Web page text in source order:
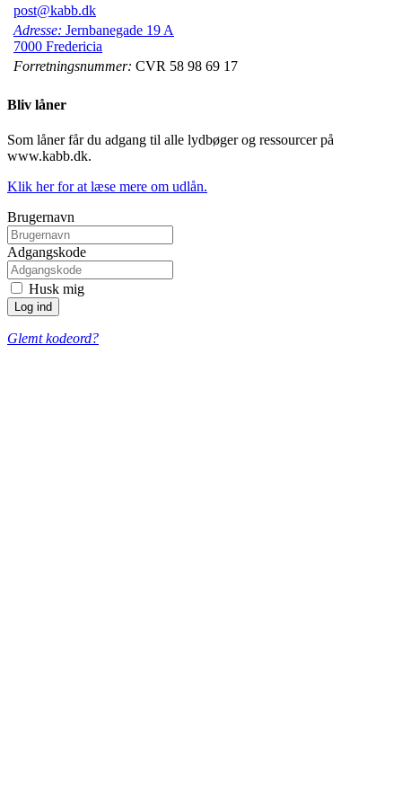
post@kabb.dk
Adresse: Jernbanegade 19 A
7000 Fredericia
Forretningsnummer: CVR 58 98 69 17
Bliv låner
Som låner får du adgang til alle lydbøger og ressourcer på
www.kabb.dk.
Klik her for at læse mere om udlån.
Brugernavn
Adgangskode
Husk mig
Glemt kodeord?